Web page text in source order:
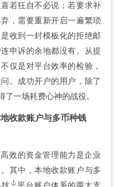
若狂自不必说；若要求补
，需要重新开启一遍繁琐
收到一封模板化的拒绝邮
申诉的余地都没有。从提
仅是对平台效率的检验，
。成功开户的用户，除了
了一场耗费心神的战役。
收款账户与多币种钱
效的资金管理能力是企业
其中，本地收款账户与多
平台账户体系的两大支